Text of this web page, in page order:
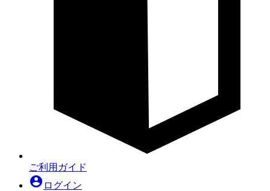
ご利用ガイド
account_circle ログイン